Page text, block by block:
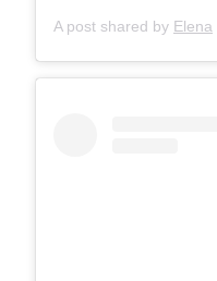
A post shared by Elena